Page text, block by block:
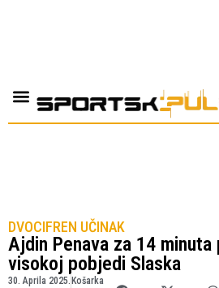
DVOCIFREN UČINAK
Ajdin Penava za 14 minuta
visokoj pobjedi Slaska
30. Aprila 2025. Košarka